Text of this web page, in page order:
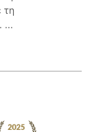
τη
...